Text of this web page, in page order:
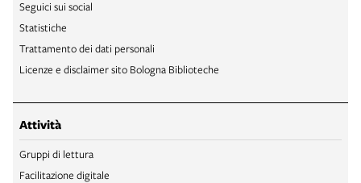
Seguici sui social
Statistiche
Trattamento dei dati personali
Licenze e disclaimer sito Bologna Biblioteche
Attività
Gruppi di lettura
Facilitazione digitale